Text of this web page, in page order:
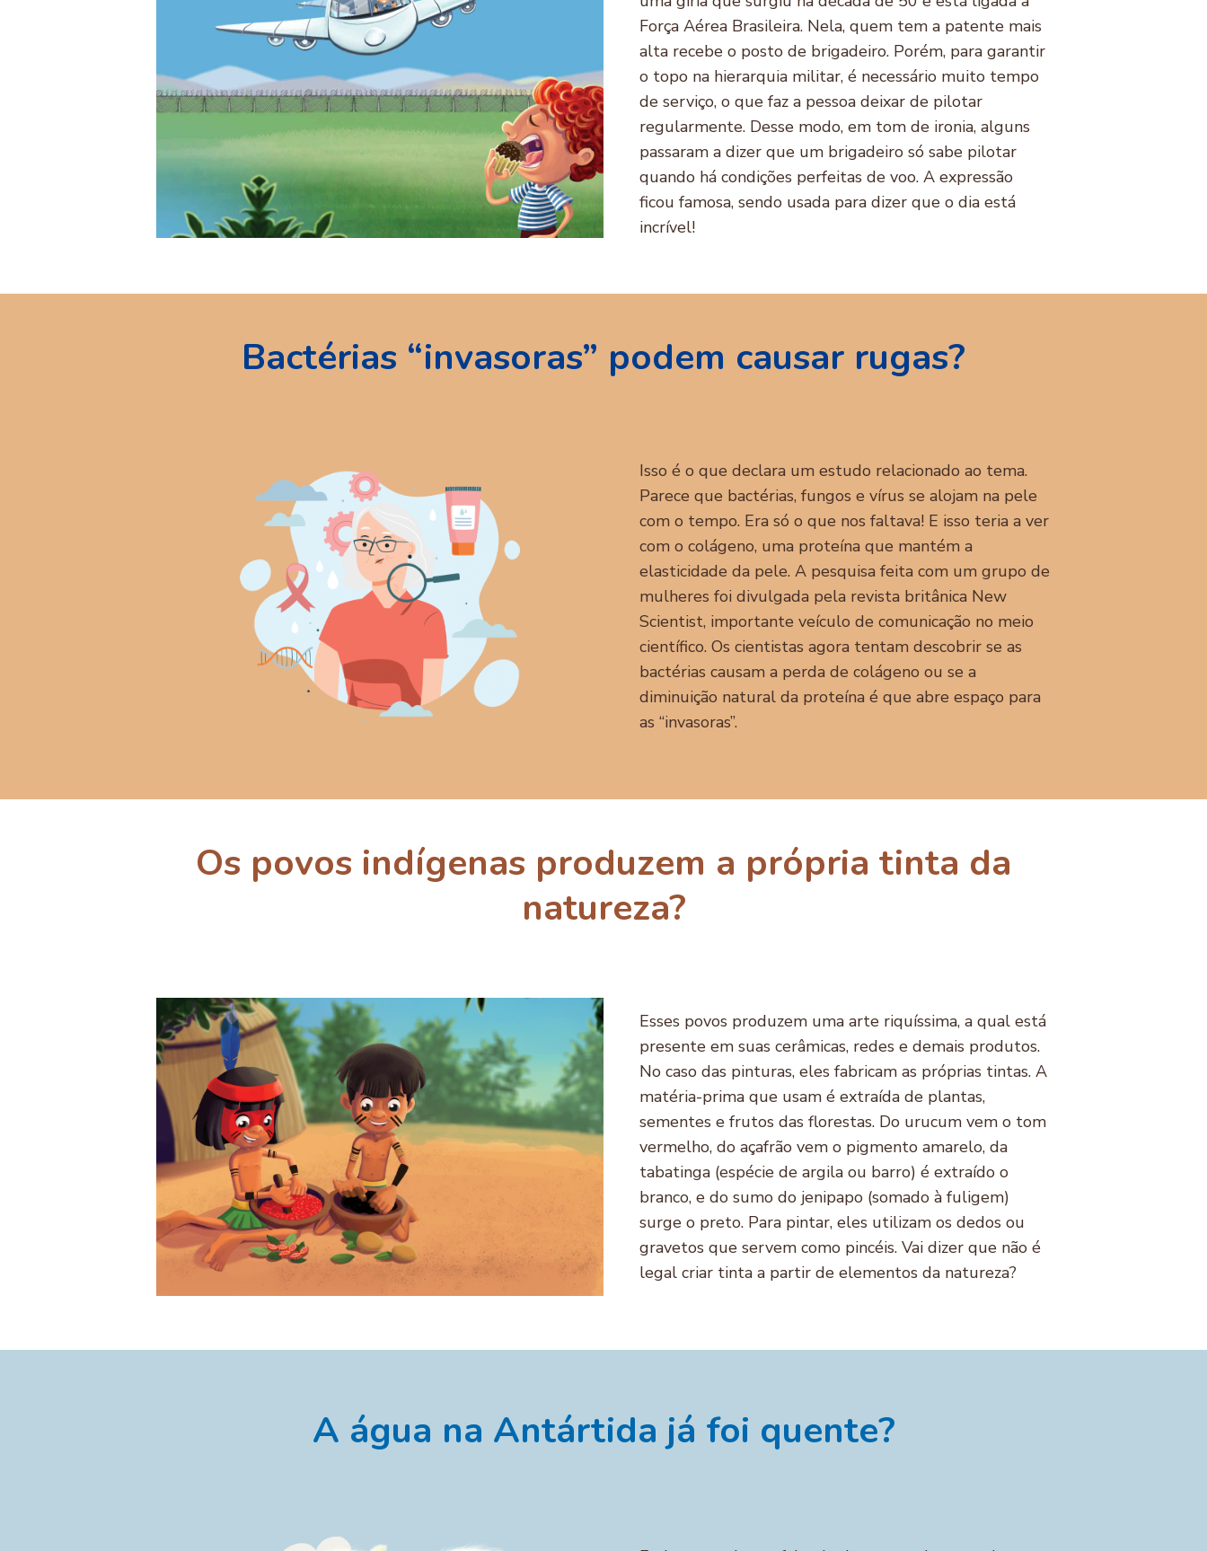
Força Aérea Brasileira. Nela, quem tem a patente mais
alta recebe o posto de brigadeiro. Porém, para garantir
o topo na hierarquia militar, é necessário muito tempo
de serviço, o que faz a pessoa deixar de pilotar
regularmente. Desse modo, em tom de ironia, alguns
passaram a dizer que um brigadeiro só sabe pilotar
quando há condições perfeitas de voo. A expressão
ficou famosa, sendo usada para dizer que o dia está
incrível!
Bactérias “invasoras” podem causar rugas?
Isso é o que declara um estudo relacionado ao tema.
Parece que bactérias, fungos e vírus se alojam na pele
com o tempo. Era só o que nos faltava! E isso teria a ver
com o colágeno, uma proteína que mantém a
elasticidade da pele. A pesquisa feita com um grupo de
mulheres foi divulgada pela revista britânica New
Scientist, importante veículo de comunicação no meio
científico. Os cientistas agora tentam descobrir se as
bactérias causam a perda de colágeno ou se a
diminuição natural da proteína é que abre espaço para
as “invasoras”.
Os povos indígenas produzem a própria tinta da
natureza?
Esses povos produzem uma arte riquíssima, a qual está
presente em suas cerâmicas, redes e demais produtos.
No caso das pinturas, eles fabricam as próprias tintas. A
matéria-prima que usam é extraída de plantas,
sementes e frutos das florestas. Do urucum vem o tom
vermelho, do açafrão vem o pigmento amarelo, da
tabatinga (espécie de argila ou barro) é extraído o
branco, e do sumo do jenipapo (somado à fuligem)
surge o preto. Para pintar, eles utilizam os dedos ou
gravetos que servem como pincéis. Vai dizer que não é
legal criar tinta a partir de elementos da natureza?
A água na Antártida já foi quente?